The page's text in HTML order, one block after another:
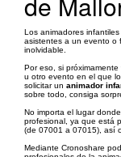
Los animadores
asistentes a un evento o
inolvidable.
Por eso, si
u otro evento en el que
solicitar un animador
sobre todo, consiga
No importa el lugar
profesional, ya que está
(de 07001 a 07015), así
Mediante Cronoshare